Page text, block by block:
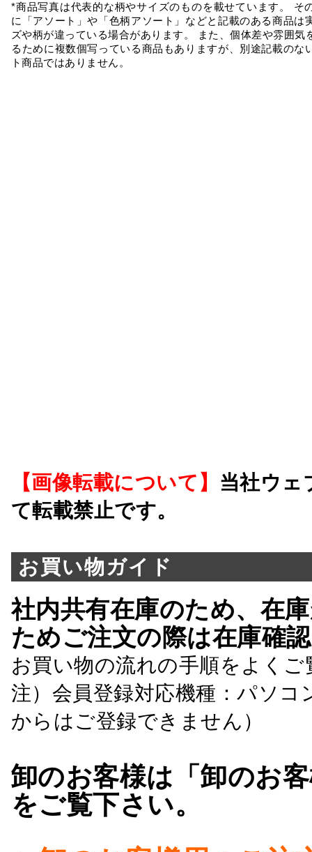
*商品写真は代表的な柄やサイズのものを載せています。 そ
に「アソート」や「色柄アソート」などと記載のある商品は
ズや柄が違っている場合があります。 また、個体差や雰囲気
るために複数個写っている商品もありますが、別途記載のな
ト商品ではありません。
【画像転載について】 当社ウェ
て転載禁止です。
お買い物ガイド
社内共有在庫のため、在
ためご注文の際は在庫確
お買い物の流れの手順をよくご
注）会員登録対応機種：パソ
からはご登録できません）
卸のお客様は「卸のお
をご覧下さい。